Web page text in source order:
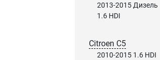
2013-2015 Дизель
1.6 HDI
Citroen C5
2010-2015 1.6 HDI